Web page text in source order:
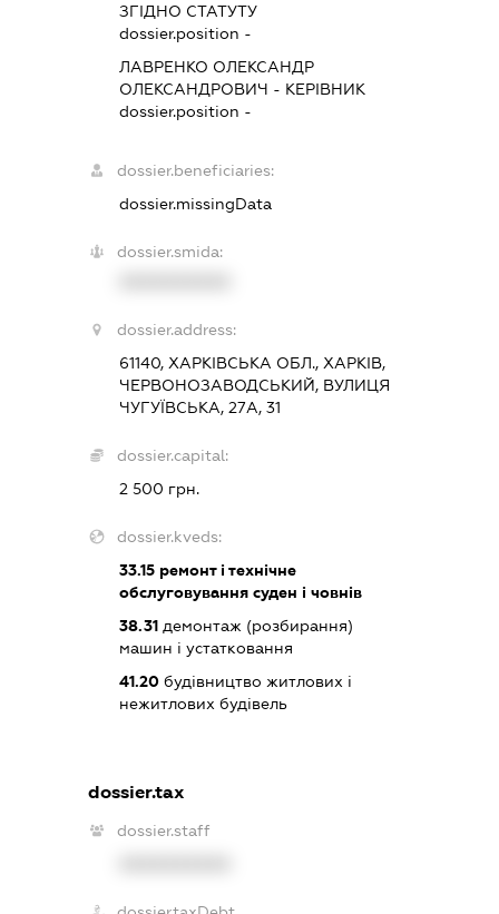
ЗГІДНО СТАТУТУ
dossier.position -
ЛАВРЕНКО ОЛЕКСАНДР
ОЛЕКСАНДРОВИЧ - КЕРІВНИК
dossier.position -
dossier.beneficiaries:
dossier.missingData
dossier.smida:
dossier.address:
61140, ХАРКІВСЬКА ОБЛ., ХАРКІВ,
ЧЕРВОНОЗАВОДСЬКИЙ, ВУЛИЦЯ
ЧУГУЇВСЬКА, 27А, 31
dossier.capital:
2 500 грн.
dossier.kveds:
33.15 ремонт і технічне
обслуговування суден і човнів
38.31 демонтаж (розбирання)
машин і устатковання
41.20 будівництво житлових і
нежитлових будівель
dossier.tax
dossier.staff